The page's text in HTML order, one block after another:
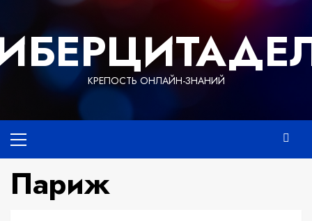
содержимому
КРЕПОСТЬ ОНЛАЙН-ЗНАНИЙ
меню
Париж